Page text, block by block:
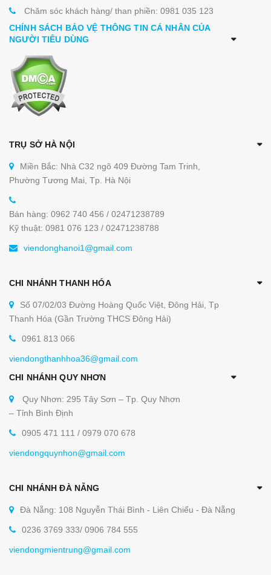
Chăm sóc khách hàng/ than phiền: 0981 035 123
CHÍNH SÁCH BẢO VỆ THÔNG TIN CÁ NHÂN CỦA
NGƯỜI TIÊU DÙNG
TRỤ SỞ HÀ NỘI
Miền Bắc: Nhà C32 ngõ 409 Đường Tam Trinh,
Phường Tương Mai, Tp. Hà Nội
Bán hàng: 0962 740 456 / 02471238789
Kỹ thuật: 0981 076 123 / 02471238788
viendonghanoi1@gmail.com
CHI NHÁNH THANH HÓA
Số 07/02/03 Đường Hoàng Quốc Việt, Đông Hải, Tp
Thanh Hóa (Gần Trường THCS Đông Hải)
0961 813 066
viendongthanhhoa36@gmail.com
CHI NHÁNH QUY NHƠN
Quy Nhơn: 295 Tây Sơn – Tp. Quy Nhơn
– Tỉnh Bình Định
0905 471 111 / 0979 070 678
viendongquynhon@gmail.com
CHI NHÁNH ĐÀ NẴNG
Đà Nẵng: 108 Nguyễn Thái Bình - Liên Chiểu - Đà Nẵng
0236 3769 333/ 0906 784 555
viendongmientrung@gmail.com